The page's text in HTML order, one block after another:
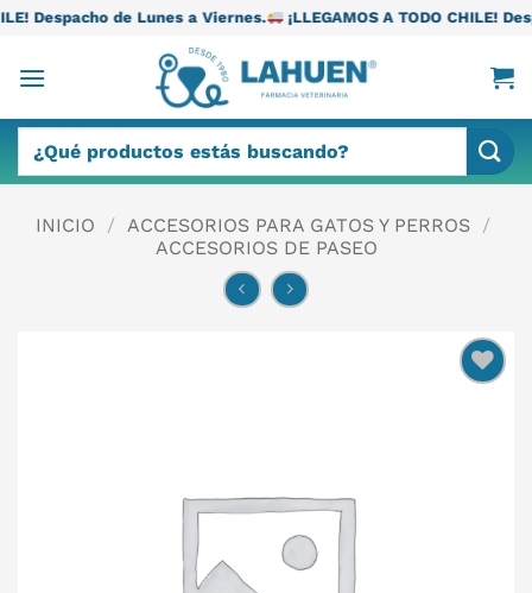
Saltar
contenido
Lunes a Viernes. ¡LLEGAMOS A TODO CHILE! Despacho de
por:
INICIO / ACCESORIOS PARA GATOS Y PERROS /
ACCESORIOS DE PASEO